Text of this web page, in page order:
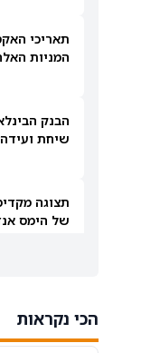
הבנק
שיחת
תצוגה
של הימס
באוגוסט
הכי נקראות